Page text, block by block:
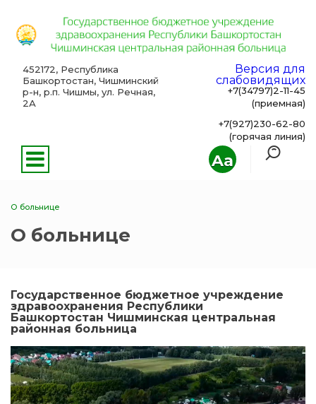
Aa
452172, Республика
Башкортостан, Чишминский
р-н, р.п. Чишмы, ул. Речная,
2А
Версия для
слабовидящих
+7(34797)2-11-45
(приемная)
+7(927)230-62-80
(горячая линия)
О больнице
О больнице
Государственное бюджетное учреждение
здравоохранения Республики
Башкортостан Чишминская центральная
районная больница